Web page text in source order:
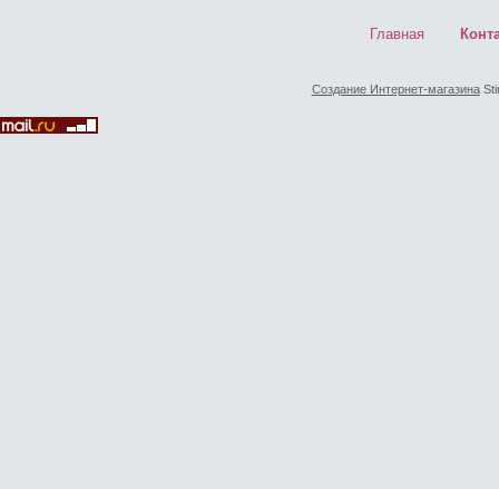
Главная
Создание Интернет-магазина